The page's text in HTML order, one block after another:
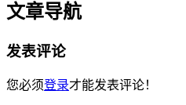
文章导航
发表评论
您必须登录才能发表评论！